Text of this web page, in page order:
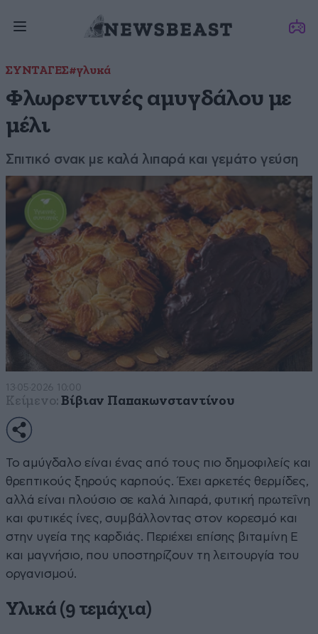
ΣΥΝΤΑΓΕΣ#γλυκά
Φλωρεντινές αμυγδάλου με
μέλι
Σπιτικό σνακ με καλά λιπαρά και γεμάτο γεύση
13·05·2026 10:00
Κείμενο: Βίβιαν Παπακωνσταντίνου
Το αμύγδαλο είναι ένας από τους πιο δημοφιλείς και
θρεπτικούς ξηρούς καρπούς. Έχει αρκετές θερμίδες,
αλλά είναι πλούσιο σε καλά λιπαρά, φυτική πρωτεΐνη
και φυτικές ίνες, συμβάλλοντας στον κορεσμό και
στην υγεία της καρδιάς. Περιέχει επίσης βιταμίνη Ε
και μαγνήσιο, που υποστηρίζουν τη λειτουργία του
οργανισμού.
Υλικά (9 τεμάχια)